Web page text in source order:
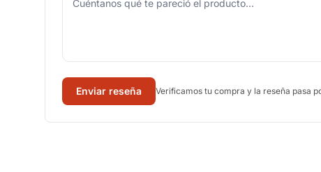
Enviar reseña Verificamos tu compra y la reseña pasa